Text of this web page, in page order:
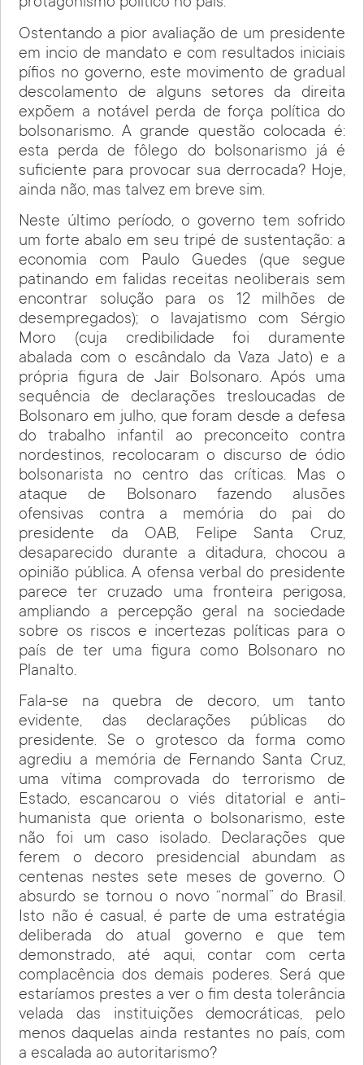
Ostentando a pior avaliação de um presidente
em incio de mandato e com resultados iniciais
pífios no governo, este movimento de gradual
descolamento de alguns setores da direita
expõem a notável perda de força política do
bolsonarismo. A grande questão colocada é:
esta perda de fôlego do bolsonarismo já é
suficiente para provocar sua derrocada? Hoje,
ainda não, mas talvez em breve sim.
Neste último período, o governo tem sofrido
um forte abalo em seu tripé de sustentação: a
economia com Paulo Guedes (que segue
patinando em falidas receitas neoliberais sem
encontrar solução para os 12 milhões de
desempregados); o lavajatismo com Sérgio
Moro (cuja credibilidade foi duramente
abalada com o escândalo da Vaza Jato) e a
própria figura de Jair Bolsonaro. Após uma
sequência de declarações tresloucadas de
Bolsonaro em julho, que foram desde a defesa
do trabalho infantil ao preconceito contra
nordestinos, recolocaram o discurso de ódio
bolsonarista no centro das críticas. Mas o
ataque de Bolsonaro fazendo alusões
ofensivas contra a memória do pai do
presidente da OAB, Felipe Santa Cruz,
desaparecido durante a ditadura, chocou a
opinião pública. A ofensa verbal do presidente
parece ter cruzado uma fronteira perigosa,
ampliando a percepção geral na sociedade
sobre os riscos e incertezas políticas para o
país de ter uma figura como Bolsonaro no
Planalto.
Fala-se na quebra de decoro, um tanto
evidente, das declarações públicas do
presidente. Se o grotesco da forma como
agrediu a memória de Fernando Santa Cruz,
uma vítima comprovada do terrorismo de
Estado, escancarou o viés ditatorial e anti-
humanista que orienta o bolsonarismo, este
não foi um caso isolado. Declarações que
ferem o decoro presidencial abundam as
centenas nestes sete meses de governo. O
absurdo se tornou o novo “normal” do Brasil.
Isto não é casual, é parte de uma estratégia
deliberada do atual governo e que tem
demonstrado, até aqui, contar com certa
complacência dos demais poderes. Será que
estaríamos prestes a ver o fim desta tolerância
velada das instituições democráticas, pelo
menos daquelas ainda restantes no país, com
a escalada ao autoritarismo?